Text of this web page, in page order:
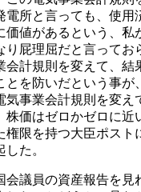
電所と言っても、使用
価値があるという、私
り屁理屈だと言ってお
会計規則を変えて、結
とを防いだという事が
気事業会計規則を変え
株価はゼロかゼロに近
権限を持つ大臣ポスト
た。
議員の資産報告を見